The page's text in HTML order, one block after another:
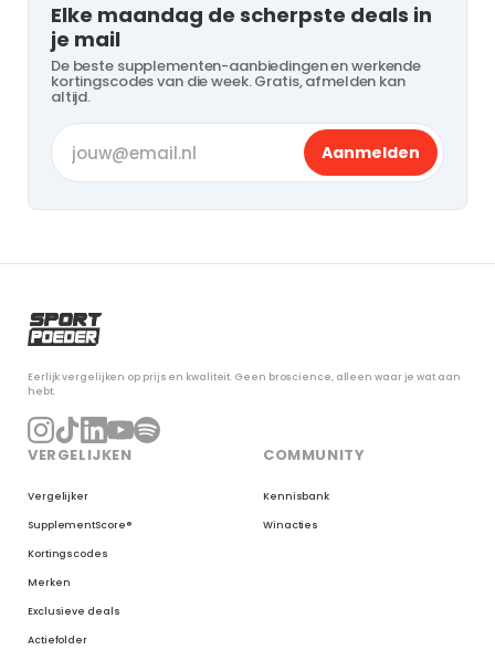
Elke maandag de scherpste deals in
je mail
De beste supplementen-aanbiedingen en werkende
kortingscodes van die week. Gratis, afmelden kan
altijd.
Aanmelden
Eerlijk vergelijken op prijs en kwaliteit. Geen broscience, alleen waar je wat aan
hebt.
VERGELIJKEN
Vergelijker
SupplementScore®
Kortingscodes
Merken
Exclusieve deals
Actiefolder
COMMUNITY
Kennisbank
Winacties